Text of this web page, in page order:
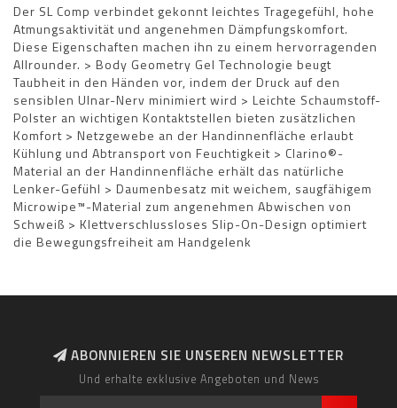
Der SL Comp verbindet gekonnt leichtes Tragegefühl, hohe
Atmungsaktivität und angenehmen Dämpfungskomfort.
Diese Eigenschaften machen ihn zu einem hervorragenden
Allrounder. > Body Geometry Gel Technologie beugt
Taubheit in den Händen vor, indem der Druck auf den
sensiblen Ulnar-Nerv minimiert wird > Leichte Schaumstoff-
Polster an wichtigen Kontaktstellen bieten zusätzlichen
Komfort > Netzgewebe an der Handinnenfläche erlaubt
Kühlung und Abtransport von Feuchtigkeit > Clarino®-
Material an der Handinnenfläche erhält das natürliche
Lenker-Gefühl > Daumenbesatz mit weichem, saugfähigem
Microwipe™-Material zum angenehmen Abwischen von
Schweiß > Klettverschlussloses Slip-On-Design optimiert
die Bewegungsfreiheit am Handgelenk
ABONNIEREN SIE UNSEREN NEWSLETTER
Und erhalte exklusive Angeboten und News